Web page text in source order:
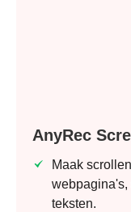
AnyRec
Maak
webpagina's,
teksten.